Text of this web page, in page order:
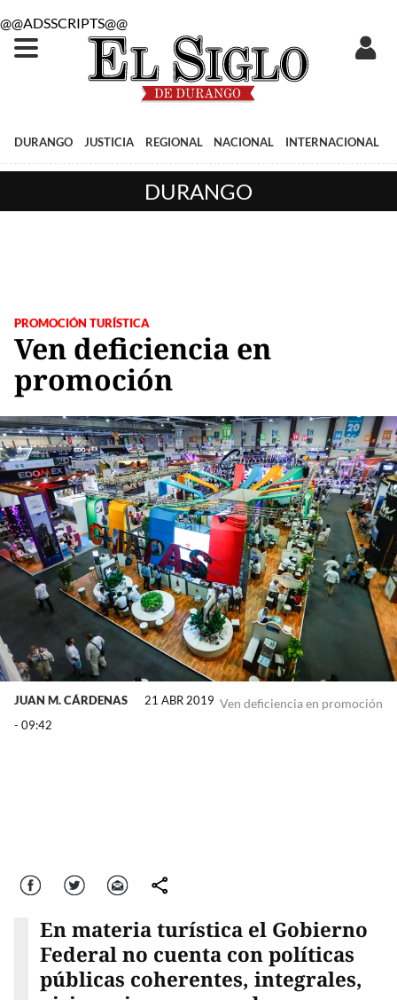
@@ADSSCRIPTS@@
DURANGO JUSTICIA REGIONAL NACIONAL INTERNACIONAL
DURANGO
PROMOCIÓN TURÍSTICA
Ven deficiencia en
promoción
Ven deficiencia en promoción
JUAN M. CÁRDENAS
21 ABR 2019
- 09:42
Facebook Twitter Correo comparte
En materia turística el Gobierno
Federal no cuenta con políticas
públicas coherentes, integrales,